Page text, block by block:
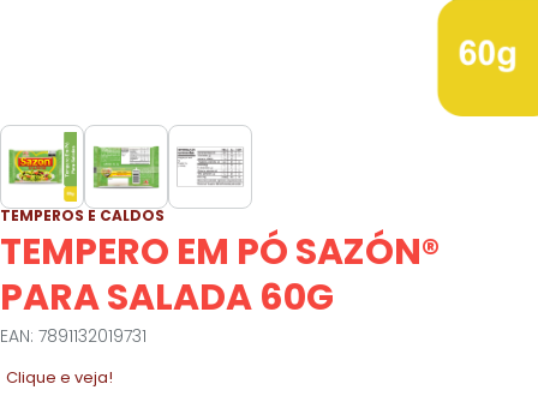
TEMPEROS E CALDOS
TEMPERO EM PÓ SAZÓN®
PARA SALADA 60G
EAN: 7891132019731
Clique e veja!